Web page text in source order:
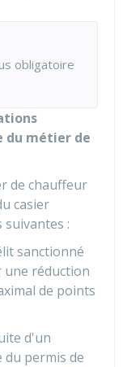
obligatoire
du métier de
de chauffeur
casier
:
sanctionné
une réduction
de points
d'un
permis de